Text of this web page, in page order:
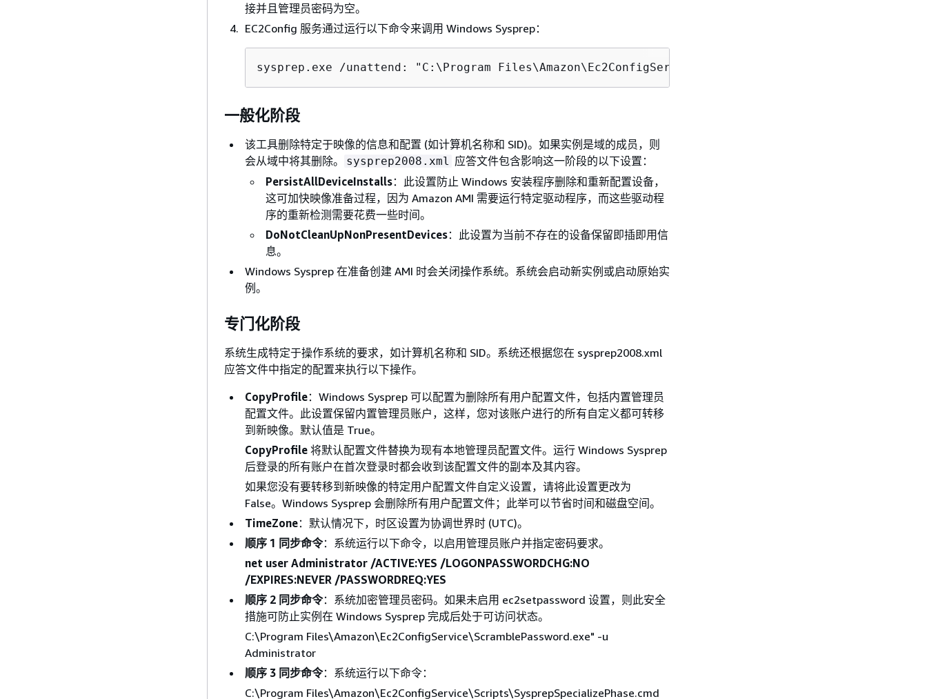
接并且管理员密码为空。
EC2Config 服务通过运行以下命令来调用 Windows Sysprep：
sysprep.exe /unattend: "C:\Program Files\Amazon\Ec2ConfigService\sysprep2008.xml" /oobe /
一般化阶段
该工具删除特定于映像的信息和配置 (如计算机名称和 SID)。如果实例是域的成员，则
会从域中将其删除。
sysprep2008.xml
应答文件包含影响这一阶段的以下设置：
PersistAllDeviceInstalls：此设置防止 Windows 安装程序删除和重新配置设备，
这可加快映像准备过程，因为 Amazon AMI 需要运行特定驱动程序，而这些驱动程
序的重新检测需要花费一些时间。
DoNotCleanUpNonPresentDevices：此设置为当前不存在的设备保留即插即用信
息。
Windows Sysprep 在准备创建 AMI 时会关闭操作系统。系统会启动新实例或启动原始实
例。
专门化阶段
系统生成特定于操作系统的要求，如计算机名称和 SID。系统还根据您在 sysprep2008.xml
应答文件中指定的配置来执行以下操作。
CopyProfile：Windows Sysprep 可以配置为删除所有用户配置文件，包括内置管理员
配置文件。此设置保留内置管理员账户，这样，您对该账户进行的所有自定义都可转移
到新映像。默认值是 True。
CopyProfile 将默认配置文件替换为现有本地管理员配置文件。运行 Windows Sysprep
后登录的所有账户在首次登录时都会收到该配置文件的副本及其内容。
如果您没有要转移到新映像的特定用户配置文件自定义设置，请将此设置更改为
False。Windows Sysprep 会删除所有用户配置文件；此举可以节省时间和磁盘空间。
TimeZone：默认情况下，时区设置为协调世界时 (UTC)。
顺序 1 同步命令：系统运行以下命令，以启用管理员账户并指定密码要求。
net user Administrator /ACTIVE:YES /LOGONPASSWORDCHG:NO
/EXPIRES:NEVER /PASSWORDREQ:YES
顺序 2 同步命令：系统加密管理员密码。如果未启用 ec2setpassword 设置，则此安全
措施可防止实例在 Windows Sysprep 完成后处于可访问状态。
C:\Program Files\Amazon\Ec2ConfigService\ScramblePassword.exe" -u
Administrator
顺序 3 同步命令：系统运行以下命令：
C:\Program Files\Amazon\Ec2ConfigService\Scripts\SysprepSpecializePhase.cmd